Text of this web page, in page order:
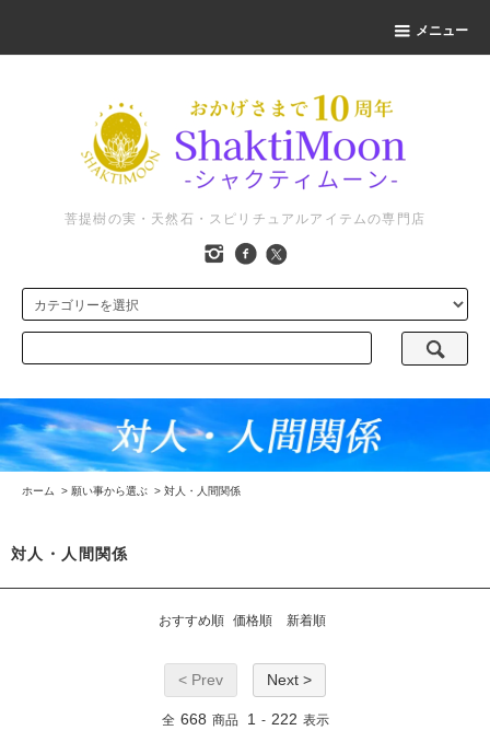
メニュー
菩提樹の実・天然石・スピリチュアルアイテムの専門店
ホーム > 願い事から選ぶ > 対人・人間関係
対人・人間関係
おすすめ順 価格順 新着順
< Prev Next >
全 668 商品 1 - 222 表示